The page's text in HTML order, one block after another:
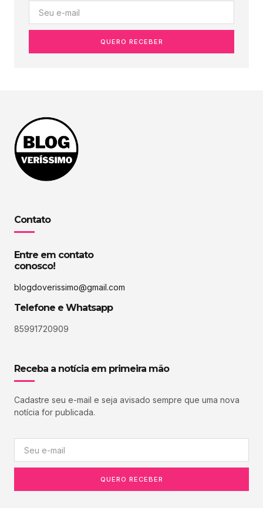
QUERO RECEBER
Contato
Entre em contato
conosco!
blogdoverissimo@gmail.com
Telefone e Whatsapp
85991720909
Receba a notícia em primeira mão
Cadastre seu e-mail e seja avisado sempre que uma nova
notícia for publicada.
QUERO RECEBER